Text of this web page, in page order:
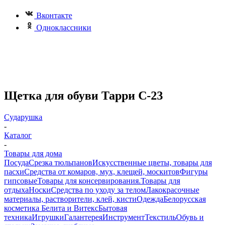
Вконтакте
Одноклассники
Щетка для обуви Тарри С-23
Сударушка
-
Каталог
-
Товары для дома
ПосудаСрезка тюльпановИскусственные цветы, товары для
пасхиСредства от комаров, мух, клещей, москитовФигуры
гипсовыеТовары для консервирования.Товары для
отдыхаНоскиСредства по уходу за теломЛакокрасочные
материалы, растворители, клей, кистиОдеждаБелорусская
косметика Белита и ВитексБытовая
техникаИгрушкиГалантереяИнструментТекстильОбувь и